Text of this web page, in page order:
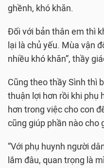
ghềnh, khó khăn.
Đối với bản thân em thì
lại là chủ yếu. Mùa vận
nhiều khó khăn”, thầy
Cũng theo thầy Sình thì
thuận lợi hơn rồi khi phụ
hơn trong việc cho con
cũng giúp phần nào cho
“Với phụ huynh người
lắm đâu, quan trọng là